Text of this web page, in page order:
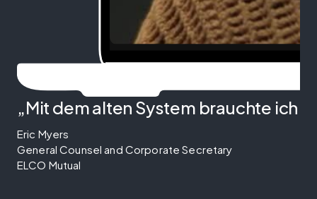
„Mit dem alten System brauchte ich
Eric Myers
General Counsel and Corporate Secretary
ELCO Mutual